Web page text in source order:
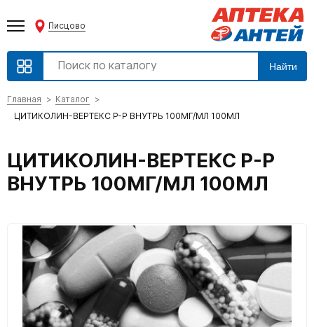
Писцово
Найти
Главная
Каталог
ЦИТИКОЛИН-ВЕРТЕКС Р-Р ВНУТРЬ 100МГ/МЛ 100МЛ
ЦИТИКОЛИН-ВЕРТЕКС Р-Р
ВНУТРЬ 100МГ/МЛ 100МЛ